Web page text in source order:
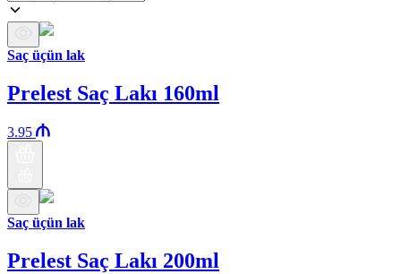
Saç üçün lak
Prelest Saç Lakı 160ml
3.95
Saç üçün lak
Prelest Saç Lakı 200ml